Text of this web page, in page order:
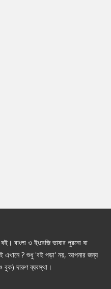
বাংলা ও ইংরেজি ভাষার পুরনো বা
এখানে ? শুধু 'বই পড়া' নয়, আপনার জন্য
বুক) দারুণ ব্যবস্থা।